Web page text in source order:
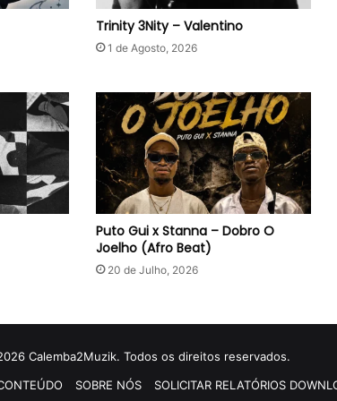
Trinity 3Nity – Valentino
1 de Agosto, 2026
Puto Gui x Stanna – Dobro O
Joelho (Afro Beat)
20 de Julho, 2026
Calemba2Muzik. Todos os direitos reservados.
SOBRE NÓS SOLICITAR RELATÓRIOS